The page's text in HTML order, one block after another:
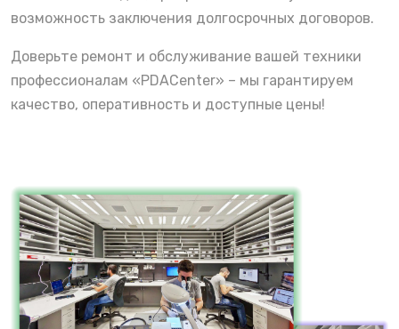
возможность заключения долгосрочных договоров.
Доверьте ремонт и обслуживание вашей техники
профессионалам «PDACenter» – мы гарантируем
качество, оперативность и доступные цены!